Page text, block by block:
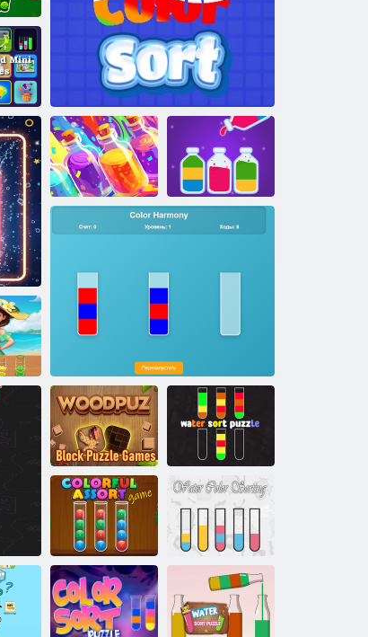
Színes harmónia
Woodpuz: Block
Puzzle Games
Vízhiányos
puzzle
Színes válogatott
játék
Vízfesték
válogatás